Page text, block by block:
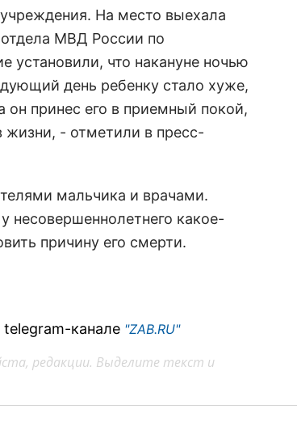
На место выехала
отдела МВД России по
установили, что накануне ночью
день ребенку стало хуже,
он принес его в приемный покой,
- отметили в пресс-
мальчика и врачами.
несовершеннолетнего какое-
причину его смерти.
канале "ZAB.RU"
редакции. Выделите текст и